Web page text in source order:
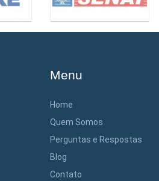
Menu
Home
Quem Somos
Perguntas e Respostas
Blog
Contato